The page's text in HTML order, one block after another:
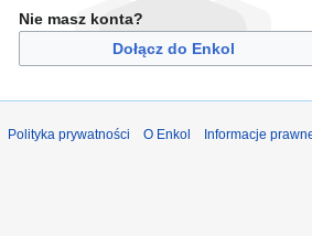
Nie masz konta?
Dołącz do Enkol
Polityka prywatności O Enkol Informacje